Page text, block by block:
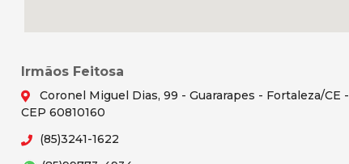
Irmãos Feitosa
Coronel Miguel Dias, 99 - Guararapes - Fortaleza/CE -
CEP 60810160
(85)3241-1622